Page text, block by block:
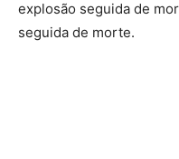
explosão seguida de
seguida de morte.